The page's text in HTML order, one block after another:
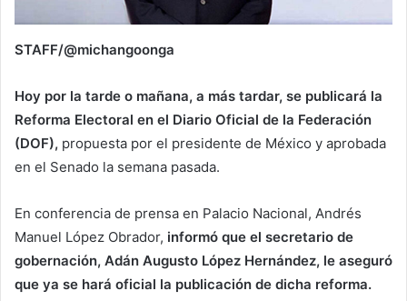
STAFF/@michangoonga
Hoy por la tarde o mañana, a más tardar, se publicará la
Reforma Electoral en el Diario Oficial de la Federación
(DOF), propuesta por el presidente de México y aprobada
en el Senado la semana pasada.
En conferencia de prensa en Palacio Nacional, Andrés
Manuel López Obrador, informó que el secretario de
gobernación, Adán Augusto López Hernández, le aseguró
que ya se hará oficial la publicación de dicha reforma.